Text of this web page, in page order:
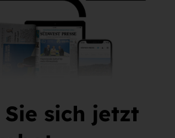
sich jetzt